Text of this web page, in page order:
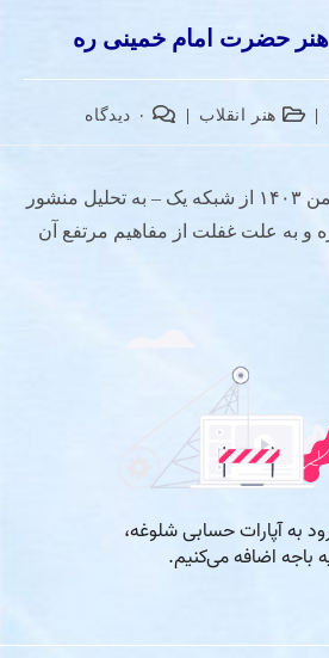
حضرت امام خمینی ره
هنر انقلاب ۰ دیدگاه
در برنامه جماران – ۲۲ بهمن ۱۴۰۳ از شبکه یک – به تحلیل منشور
و به علت غفلت از مفاهیم مرتفع آن